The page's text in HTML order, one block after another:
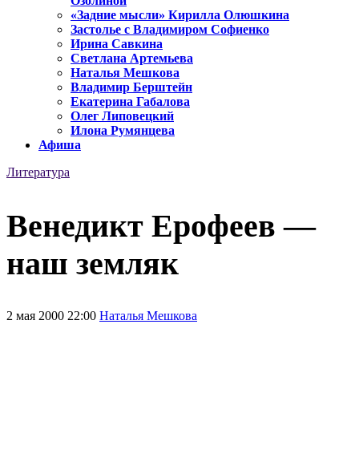
«Задние мысли» Кирилла Олюшкина
Застолье с Владимиром Софиенко
Ирина Савкина
Светлана Артемьева
Наталья Мешкова
Владимир Берштейн
Екатерина Габалова
Олег Липовецкий
Илона Румянцева
Афиша
Литература
Венедикт Ерофеев —
наш земляк
2 мая 2000 22:00 Наталья Мешкова